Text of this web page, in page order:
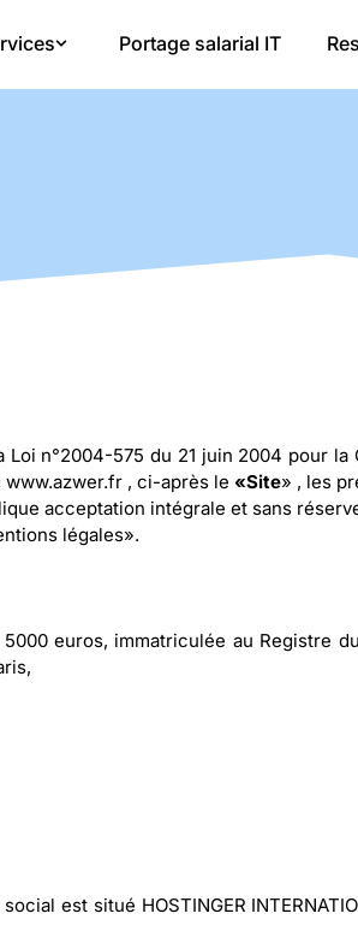
Portage salarial IT
n°2004-575 du 21 juin 2004 pour
www.azwer.fr , ci-après le «Site» , les
acceptation intégrale et sans
légales».
5000 euros, immatriculée au
est situé HOSTINGER